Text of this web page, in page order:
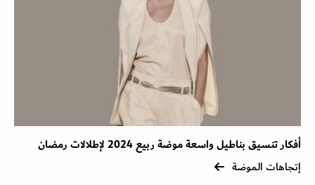
أفكار تنسيق بناطيل واسعة موضة ربيع 2024 لإطلالات رمضان
إتجاهات الموضة